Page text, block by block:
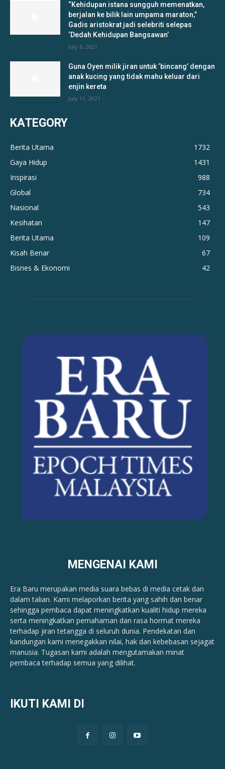
“Kehidupan istana sungguh memenatkan,
berjalan ke bilik lain umpama maraton,”
Gadis aristokrat jadi selebriti selepas
‘Dedah Kehidupan Bangsawan’
July 6, 2021
Guna Oyen milik jiran untuk ‘bincang’ dengan
anak kucing yang tidak mahu keluar dari
enjin kereta
July 11, 2021
KATEGORY
Berita Utama
1732
Gaya Hidup
1431
Inspirasi
988
Global
734
Nasional
543
Kesihatan
147
Berita Utama
109
Kisah Benar
67
Bisnes & Ekonomi
42
MENGENAI KAMI
Era Baru merupakan media suara bebas di media cetak dan
dalam talian. Kami melaporkan berita yang sahih dan benar ​​
sehingga pembaca dapat meningkatkan kualiti hidup mereka
serta meningkatkan pemahaman dan rasa hormat mereka
terhadap jiran tetangga di seluruh dunia. Pendekatan dan
kandungan kami menegakkan nilai, hak dan kebebasan sejagat
manusia. Tugasan kami adalah mengutamakan minat
pembaca terhadap semua yang dilihat.
IKUTI KAMI DI